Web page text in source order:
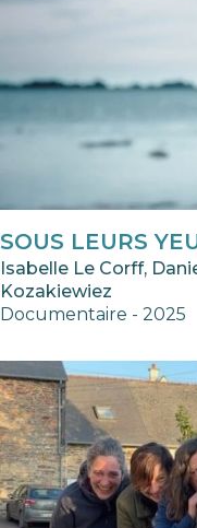
SOUS LEURS
Isabelle Le Corff,
Kozakiewiez
Documentaire - 2025